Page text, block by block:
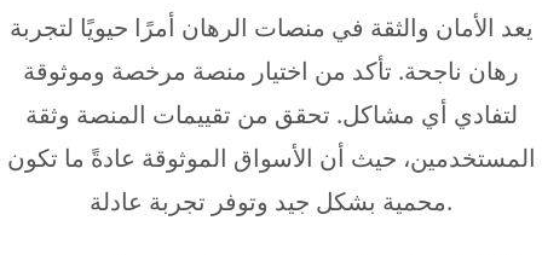
يعد الأمان والثقة في منصات الرهان أمرًا حيويًا لتجربة
رهان ناجحة. تأكد من اختيار منصة مرخصة وموثوقة
لتفادي أي مشاكل. تحقق من تقييمات المنصة وثقة
المستخدمين، حيث أن الأسواق الموثوقة عادةً ما تكون
محمية بشكل جيد وتوفر تجربة عادلة.